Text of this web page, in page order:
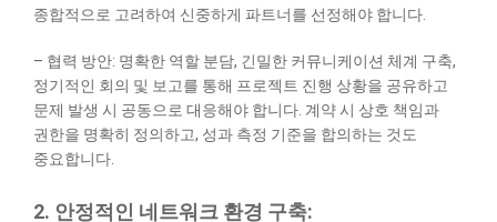
종합적으로 고려하여 신중하게 파트너를 선정해야 합니다.
– 협력 방안: 명확한 역할 분담, 긴밀한 커뮤니케이션 체계 구축,
정기적인 회의 및 보고를 통해 프로젝트 진행 상황을 공유하고
문제 발생 시 공동으로 대응해야 합니다. 계약 시 상호 책임과
권한을 명확히 정의하고, 성과 측정 기준을 합의하는 것도
중요합니다.
2. 안정적인 네트워크 환경 구축: